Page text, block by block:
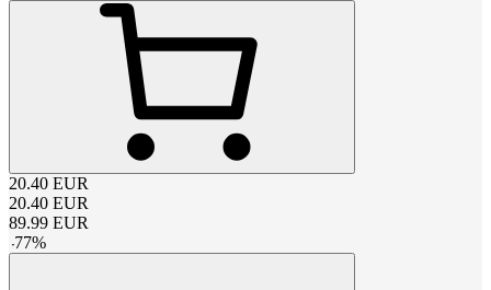
20.40 EUR
20.40 EUR
89.99 EUR
-77%